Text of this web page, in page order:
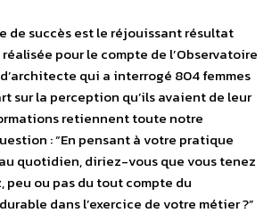
de succès est le réjouissant résultat
pour le compte de l’Observatoire
qui a interrogé 804 femmes
sur la perception qu’ils avaient de leur
retiennent toute notre
: “En pensant à votre pratique
quotidien, diriez-vous que vous tenez
peu ou pas du tout compte du
dans l’exercice de votre métier ?”